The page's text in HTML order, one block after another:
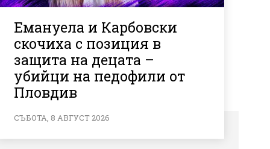
Емануела и Карбовски
скочиха с позиция в
защита на децата –
убийци на педофили от
Пловдив
СЪБОТА, 8 АВГУСТ 2026